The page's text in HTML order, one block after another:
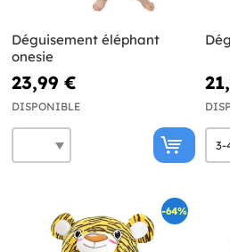
Déguisement éléphant
onesie
23,99 €
DISPONIBLE
-64%